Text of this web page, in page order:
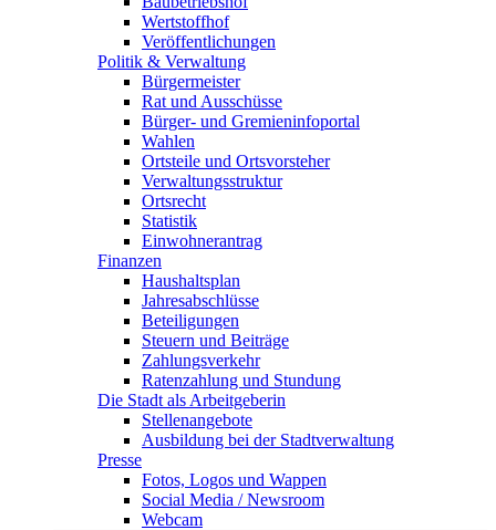
Wertstoffhof
Veröffentlichungen
Politik & Verwaltung
Bürgermeister
Rat und Ausschüsse
Bürger- und Gremieninfoportal
Wahlen
Ortsteile und Ortsvorsteher
Verwaltungsstruktur
Ortsrecht
Statistik
Einwohnerantrag
Finanzen
Haushaltsplan
Jahresabschlüsse
Beteiligungen
Steuern und Beiträge
Zahlungsverkehr
Ratenzahlung und Stundung
Die Stadt als Arbeitgeberin
Stellenangebote
Ausbildung bei der Stadtverwaltung
Presse
Fotos, Logos und Wappen
Social Media / Newsroom
Webcam